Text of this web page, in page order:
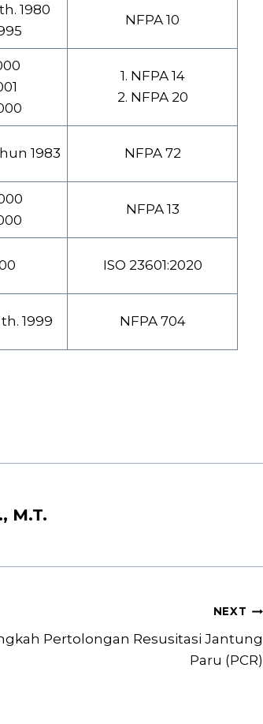
1980
NFPA 10
1. NFPA 14
2. NFPA 20
1983 NFPA 72
NFPA 13
ISO 23601:2020
1999 NFPA 704
M.T.
NEXT
Pertolongan Resusitasi Jantung
Paru (PCR)